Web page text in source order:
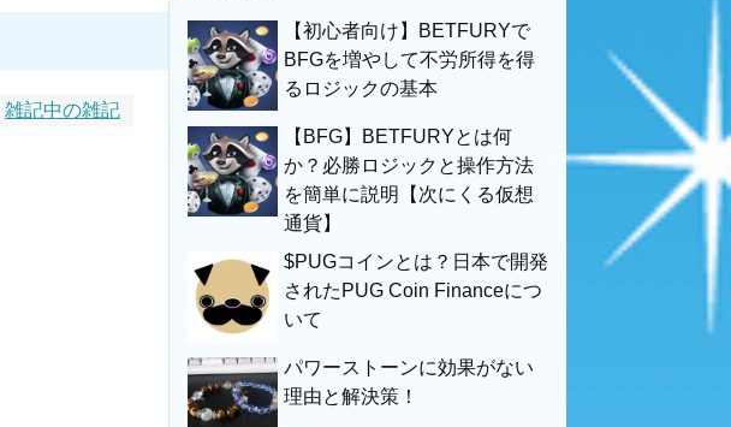
雑記中の雑記
【初心者向け】BETFURYで
BFGを増やして不労所得を得
るロジックの基本
【BFG】BETFURYとは何
か？必勝ロジックと操作方法
を簡単に説明【次にくる仮想
通貨】
$PUGコインとは？日本で開発
されたPUG Coin Financeにつ
いて
パワーストーンに効果がない
理由と解決策！